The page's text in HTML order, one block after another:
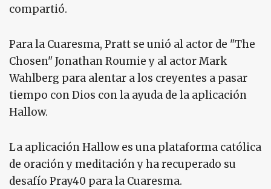
compartió.
Para la Cuaresma, Pratt se unió al actor de "The
Chosen" Jonathan Roumie y al actor Mark
Wahlberg para alentar a los creyentes a pasar
tiempo con Dios con la ayuda de la aplicación
Hallow.
La aplicación Hallow es una plataforma católica
de oración y meditación y ha recuperado su
desafío Pray40 para la Cuaresma.